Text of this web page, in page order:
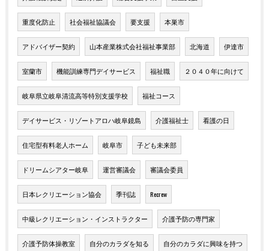
重度化防止 社会福祉協議会 要支援 本巣市
アドバイザー契約 山本産業株式会社福祉事業部 北海道 伊達市
室蘭市 機能訓練専門デイサービス 福祉職 ２０４０年に向けて
岐阜県立岐阜清流高等特別支援学校 福祉コース
デイサービス・リゾートアロハ岐阜鏡島 介護福祉士 看護の日
住宅型有料老人ホーム 岐阜市 子ども未来部
ドリームシアター岐阜 運営審議会 審議会委員
日本レクリエーション協会 季刊誌 Recrew
中級レクリエーション・インストラクター 介護予防の専門家
介護予防体操教室 自分のカラダを知る 自分のカラダに興味を持つ